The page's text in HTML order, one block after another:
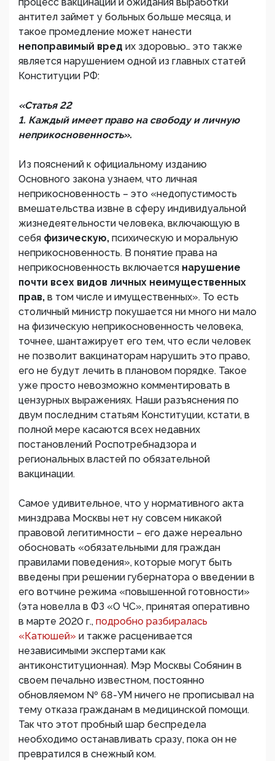
антител займет у больных больше месяца, и
такое промедление может нанести
непоправимый вред их здоровью… это также
является нарушением одной из главных статей
Конституции РФ:
«Статья 22
1. Каждый имеет право на свободу и личную
неприкосновенность».
Из пояснений к официальному изданию
Основного закона узнаем, что личная
неприкосновенность – это «недопустимость
вмешательства извне в сферу индивидуальной
жизнедеятельности человека, включающую в
себя физическую, психическую и моральную
неприкосновенность. В понятие права на
неприкосновенность включается нарушение
почти всех видов личных неимущественных
прав, в том числе и имущественных». То есть
столичный министр покушается ни много ни мало
на физическую неприкосновенность человека,
точнее, шантажирует его тем, что если человек
не позволит вакцинаторам нарушить это право,
его не будут лечить в плановом порядке. Такое
уже просто невозможно комментировать в
цензурных выражениях. Наши разъяснения по
двум последним статьям Конституции, кстати, в
полной мере касаются всех недавних
постановлений Роспотребнадзора и
региональных властей по обязательной
вакцинации.
Самое удивительное, что у нормативного акта
минздрава Москвы нет ну совсем никакой
правовой легитимности – его даже нереально
обосновать «обязательными для граждан
правилами поведения», которые могут быть
введены при решении губернатора о введении в
его вотчине режима «повышенной готовности»
(эта новелла в ФЗ «О ЧС», принятая оперативно
в марте 2020 г., подробно разбиралась
«Катюшей» и также расценивается
независимыми экспертами как
антиконституционная). Мэр Москвы Собянин в
своем печально известном, постоянно
обновляемом № 68-УМ ничего не прописывал на
тему отказа гражданам в медицинской помощи.
Так что этот пробный шар беспредела
необходимо останавливать сразу, пока он не
превратился в снежный ком.